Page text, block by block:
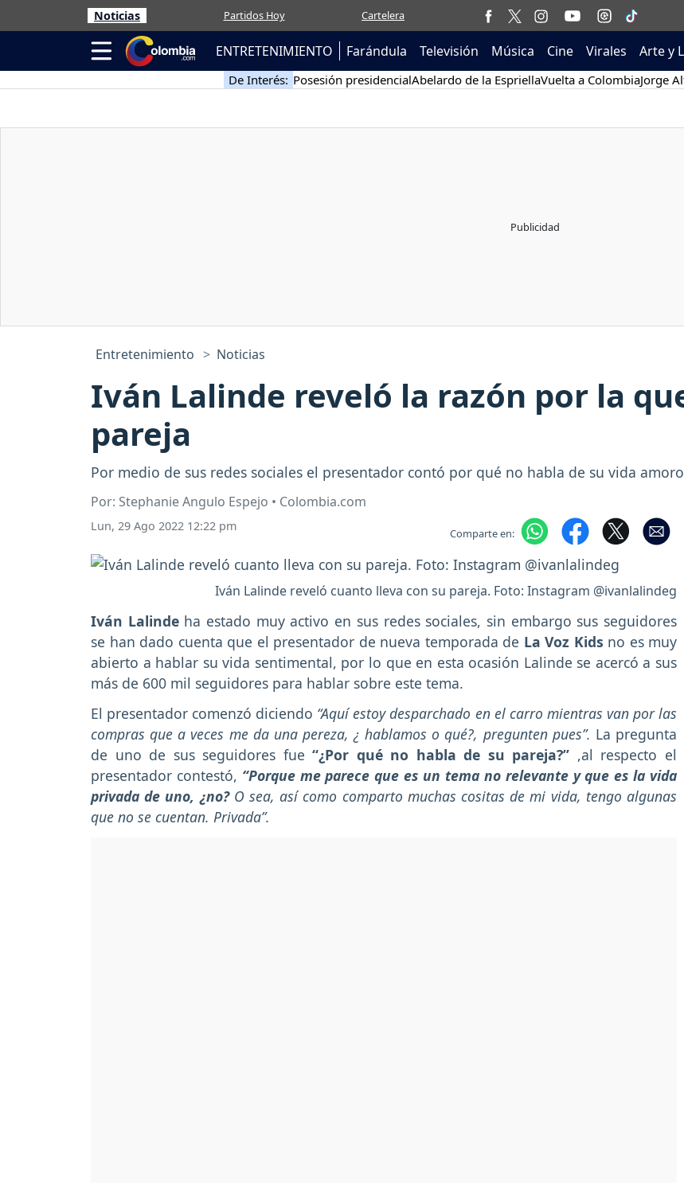
Noticias Partidos Hoy Cartelera
ENTRETENIMIENTO Farándula Televisión Música Cine Virales Arte y
De Interés: Posesión presidencialAbelardo de la EspriellaVuelta a ColombiaJorge
Entretenimiento Noticias
Iván Lalinde reveló la razón por la
pareja
Por medio de sus redes sociales el presentador contó por qué no habla de su vida
Por: Stephanie Angulo Espejo • Colombia.com
Lun, 29 Ago 2022 12:22 pm Comparte en:
Iván Lalinde reveló cuanto lleva con su pareja. Foto: Instagram @ivanlalindeg
Iván Lalindeha estado muy activo en sus redes sociales, sin embargo sus seguidores
se han dado cuenta que el presentador de nueva temporada de La Voz Kids no es muy
abierto a hablar su vida sentimental, por lo que en esta ocasión Lalinde se acercó a sus
más de 600 mil seguidores para hablar sobre este tema.
El presentador comenzó diciendo “Aquí estoy desparchado en el carro mientras van por las
compras que a veces me da una pereza, ¿ hablamos o qué?, pregunten pues”. La pregunta
de uno de sus seguidores fue“¿Por qué no habla de su pareja?” ,al respecto el
presentador contestó, “Porque me parece que es un tema no relevante y que es la vida
privada de uno, ¿no?O sea, así como comparto muchas cositas de mi vida, tengo algunas
que no se cuentan. Privada”.